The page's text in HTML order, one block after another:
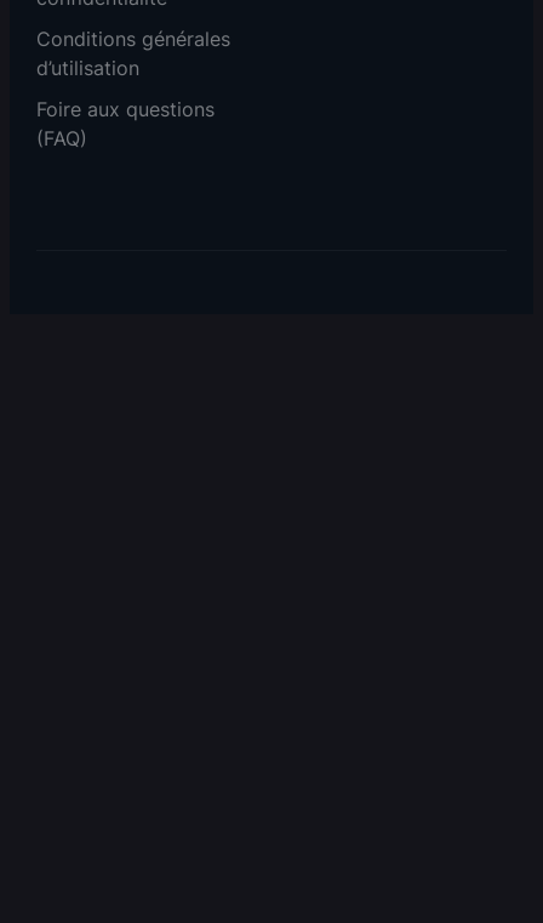
Conditions générales
d’utilisation
Foire aux questions
(FAQ)